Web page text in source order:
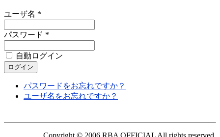
ユーザ名 *
パスワード *
自動ログイン
パスワードをお忘れですか？
ユーザ名をお忘れですか？
Copyright © 2006 RBA OFFICIAL All rights reserved.